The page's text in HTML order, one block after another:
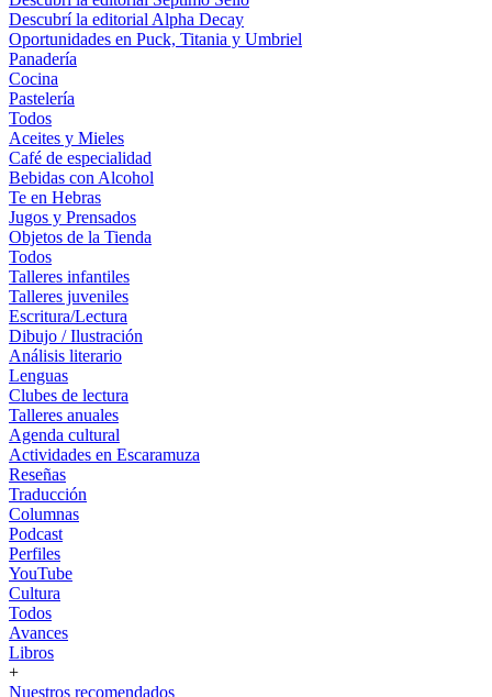
Descubrí la editorial Alpha Decay
Oportunidades en Puck, Titania y Umbriel
Panadería
Cocina
Pastelería
Todos
Aceites y Mieles
Café de especialidad
Bebidas con Alcohol
Te en Hebras
Jugos y Prensados
Objetos de la Tienda
Todos
Talleres infantiles
Talleres juveniles
Escritura/Lectura
Dibujo / Ilustración
Análisis literario
Lenguas
Clubes de lectura
Talleres anuales
Agenda cultural
Actividades en Escaramuza
Reseñas
Traducción
Columnas
Podcast
Perfiles
YouTube
Cultura
Todos
Avances
Libros
+
Nuestros recomendados